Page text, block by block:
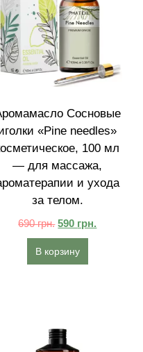
Сосновые
«Pine needles»
100 мл
— для массажа,
и ухода
за телом.
690грн. 590 грн.
В корзину